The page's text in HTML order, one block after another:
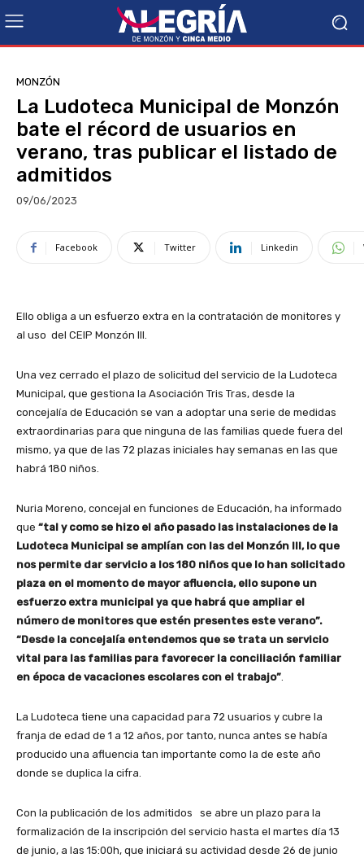
MONZÓN
La Ludoteca Municipal de Monzón
bate el récord de usuarios en
verano, tras publicar el listado de
admitidos
09/06/2023
Facebook Twitter Linkedin
Ello obliga a un esfuerzo extra en la contratación de monitores y
al uso del CEIP Monzón III.
Una vez cerrado el plazo de solicitud del servicio de la Ludoteca
Municipal, que gestiona la Asociación Tris Tras, desde la
concejalía de Educación se van a adoptar una serie de medidas
extraordinarias para que ninguna de las familias quede fuera del
mismo, ya que de las 72 plazas iniciales hay semanas en las que
habrá 180 niños.
Nuria Moreno, concejal en funciones de Educación, ha informado
que “tal y como se hizo el año pasado las instalaciones de la
Ludoteca Municipal se amplían con las del Monzón III, lo que
nos permite dar servicio a los 180 niños que lo han solicitado
plaza en el momento de mayor afluencia, ello supone un
esfuerzo extra municipal ya que habrá que ampliar el
número de monitores que estén presentes este verano”.
“Desde la concejalía entendemos que se trata un servicio
vital para las familias para favorecer la conciliación familiar
en época de vacaciones escolares con el trabajo”.
La Ludoteca tiene una capacidad para 72 usuarios y cubre la
franja de edad de 1 a 12 años, por tanto, nunca antes se había
producido una afluencia tan importante como la de este año
donde se duplica la cifra.
Con la publicación de los admitidos se abre un plazo para la
formalización de la inscripción del servicio hasta el martes día 13
de junio, a las 15:00h, que iniciará su actividad desde 26 de junio